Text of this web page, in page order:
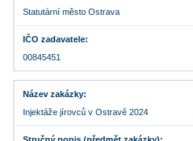
Statutární město Ostrava
IČO zadavatele
00845451
Název zakázky
Injektáže jírovců v Ostravě 2024